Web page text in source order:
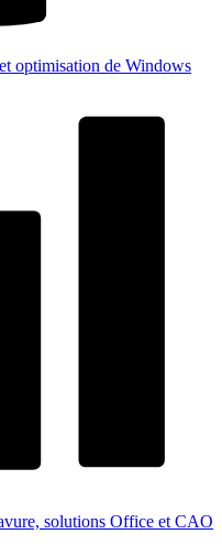
optimisation de Windows
solutions Office et CAO